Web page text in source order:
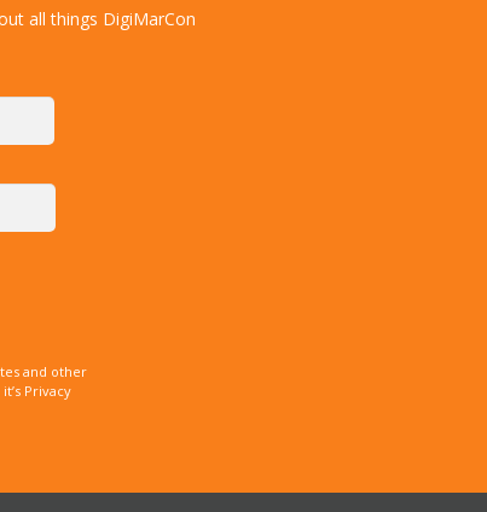
all things DigiMarCon
and other
Privacy